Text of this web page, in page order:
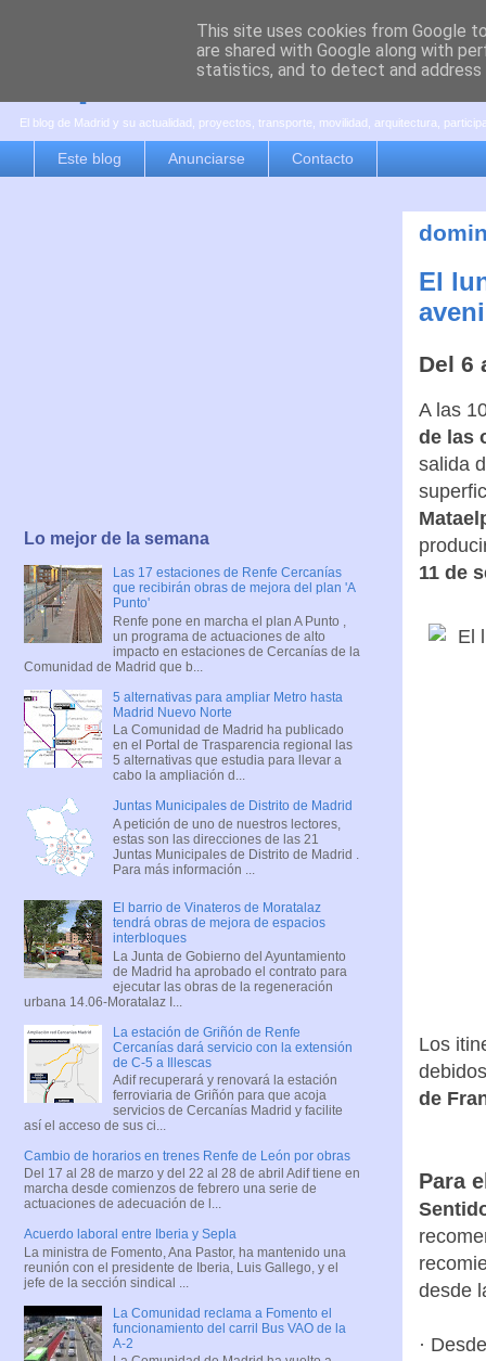
es por madrid
El blog de Madrid y su actualidad, proyectos, transporte, movilidad, arquitectura,
Este blog Anunciarse Contacto
El
Del 6
A las
de las
salida
11 de
Los
de
Para
desde
·
Lo mejor de la semana
Las 17 estaciones de Renfe Cercanías
que recibirán obras de mejora del plan 'A
Punto'
Renfe pone en marcha el plan A Punto ,
un programa de actuaciones de alto
impacto en estaciones de Cercanías de la
Comunidad de Madrid que b...
5 alternativas para ampliar Metro hasta
Madrid Nuevo Norte
La Comunidad de Madrid ha publicado
en el Portal de Trasparencia regional las
5 alternativas que estudia para llevar a
cabo la ampliación d...
Juntas Municipales de Distrito de Madrid
A petición de uno de nuestros lectores,
estas son las direcciones de las 21
Juntas Municipales de Distrito de Madrid .
Para más información ...
El barrio de Vinateros de Moratalaz
tendrá obras de mejora de espacios
interbloques
La Junta de Gobierno del Ayuntamiento
de Madrid ha aprobado el contrato para
ejecutar las obras de la regeneración
urbana 14.06-Moratalaz I...
La estación de Griñón de Renfe
Cercanías dará servicio con la extensión
de C-5 a Illescas
Adif recuperará y renovará la estación
ferroviaria de Griñón para que acoja
servicios de Cercanías Madrid y facilite
así el acceso de sus ci...
Cambio de horarios en trenes Renfe de León por obras
Del 17 al 28 de marzo y del 22 al 28 de abril Adif tiene en
marcha desde comienzos de febrero una serie de
actuaciones de adecuación de l...
Acuerdo laboral entre Iberia y Sepla
La ministra de Fomento, Ana Pastor, ha mantenido una
reunión con el presidente de Iberia, Luis Gallego, y el
jefe de la sección sindical ...
La Comunidad reclama a Fomento el
funcionamiento del carril Bus VAO de la
A-2
This site uses cookies from Google
are shared with Google along with
statistics, and to detect and address